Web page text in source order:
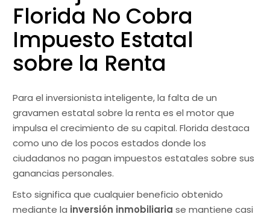
Florida No Cobra
Impuesto Estatal
sobre la Renta
Para el inversionista inteligente, la falta de un
gravamen estatal sobre la renta es el motor que
impulsa el crecimiento de su capital. Florida destaca
como uno de los pocos estados donde los
ciudadanos no pagan impuestos estatales sobre sus
ganancias personales.
Esto significa que cualquier beneficio obtenido
mediante la inversión inmobiliaria se mantiene casi